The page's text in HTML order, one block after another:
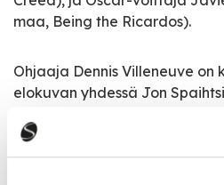
maa, Being the Ricardos).
Ohjaaja Dennis Villeneuve on
elokuvan yhdessä Jon
Parent, Cale Boyter, Patrick
Tanya Lapointe. Vastaavina